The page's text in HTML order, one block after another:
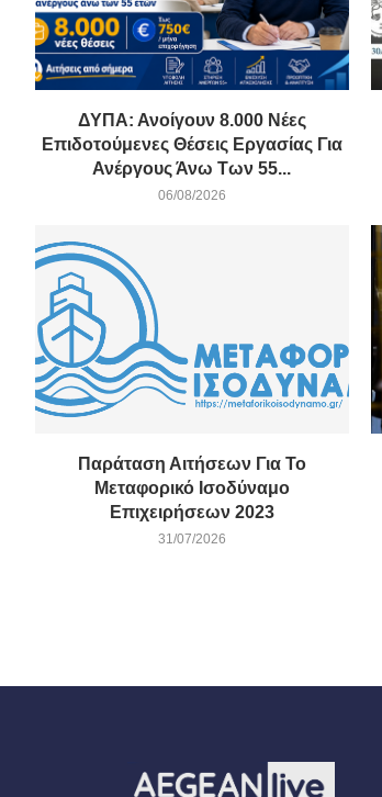
ΔΥΠΑ: Ανοίγουν 8.000 Νέες
Επιδοτούμενες Θέσεις Εργασίας Για
Ανέργους Άνω Των 55...
06/08/2026
Παράταση Αιτήσεων Για Το
Μεταφορικό Ισοδύναμο
Επιχειρήσεων 2023
31/07/2026